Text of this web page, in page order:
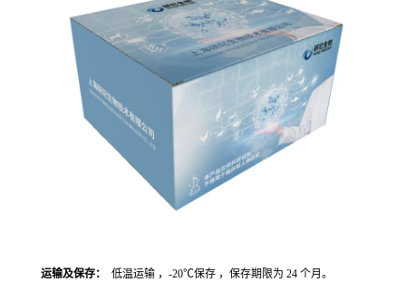
运输及保存：
低温运输 ，-20℃保存 ，保存期限为 24 个月。